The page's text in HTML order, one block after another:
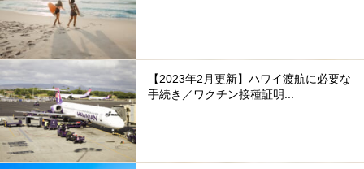
【2023年2月更新】ハワイ渡航に必要な
手続き／ワクチン接種証明...